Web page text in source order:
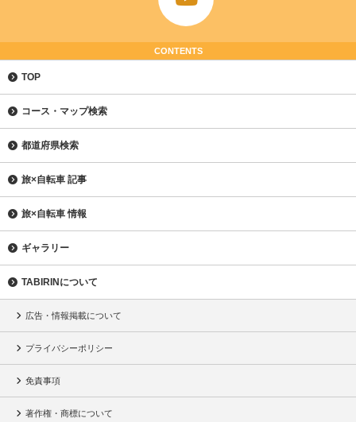
CONTENTS
TOP
コース・マップ検索
都道府県検索
旅×自転車 記事
旅×自転車 情報
ギャラリー
TABIRINについて
広告・情報掲載について
プライバシーポリシー
免責事項
著作権・商標について